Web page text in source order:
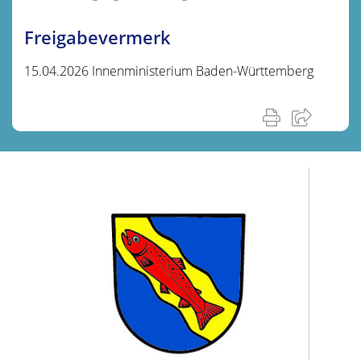
Freigabevermerk
15.04.2026 Innenministerium Baden-Württemberg